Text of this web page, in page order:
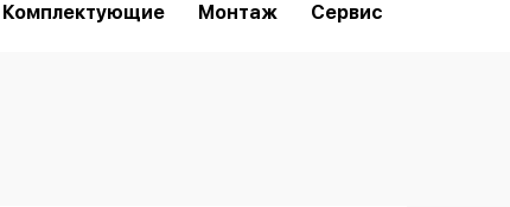
Комплектующие Монтаж Сервис